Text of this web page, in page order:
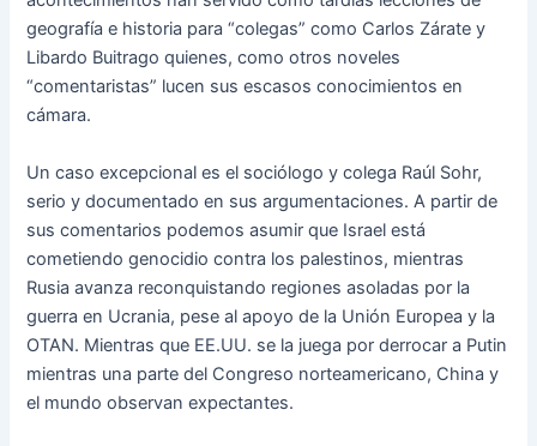
geografía e historia para “colegas” como Carlos Zárate y
Libardo Buitrago quienes, como otros noveles
“comentaristas” lucen sus escasos conocimientos en
cámara.
Un caso excepcional es el sociólogo y colega Raúl Sohr,
serio y documentado en sus argumentaciones. A partir de
sus comentarios podemos asumir que Israel está
cometiendo genocidio contra los palestinos, mientras
Rusia avanza reconquistando regiones asoladas por la
guerra en Ucrania, pese al apoyo de la Unión Europea y la
OTAN. Mientras que EE.UU. se la juega por derrocar a Putin
mientras una parte del Congreso norteamericano, China y
el mundo observan expectantes.